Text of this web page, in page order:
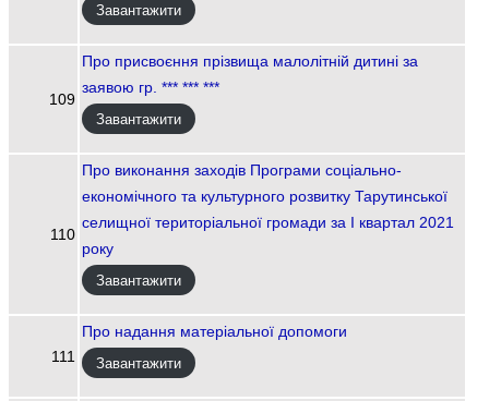
Завантажити
109
Про присвоєння прізвища малолітній дитині за
заявою гр. *** *** ***
Завантажити
110
Про виконання заходів Програми соціально-
економічного та культурного розвитку Тарутинської
селищної територіальної громади за І квартал 2021
року
Завантажити
111
Про надання матеріальної допомоги
Завантажити